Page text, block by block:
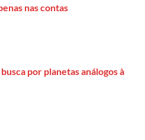
nas contas
por planetas análogos à